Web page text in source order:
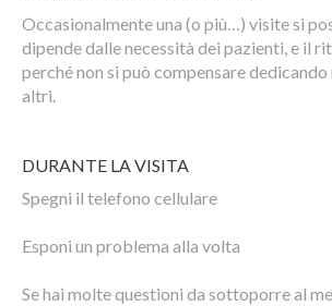
Occasionalmente una (o più…) visite si
dipende dalle necessità dei pazienti, e il
perché non si può compensare
altri.
DURANTE LA VISITA
Spegni il telefono cellulare
Esponi un problema alla volta
Se hai molte questioni da sottoporre al